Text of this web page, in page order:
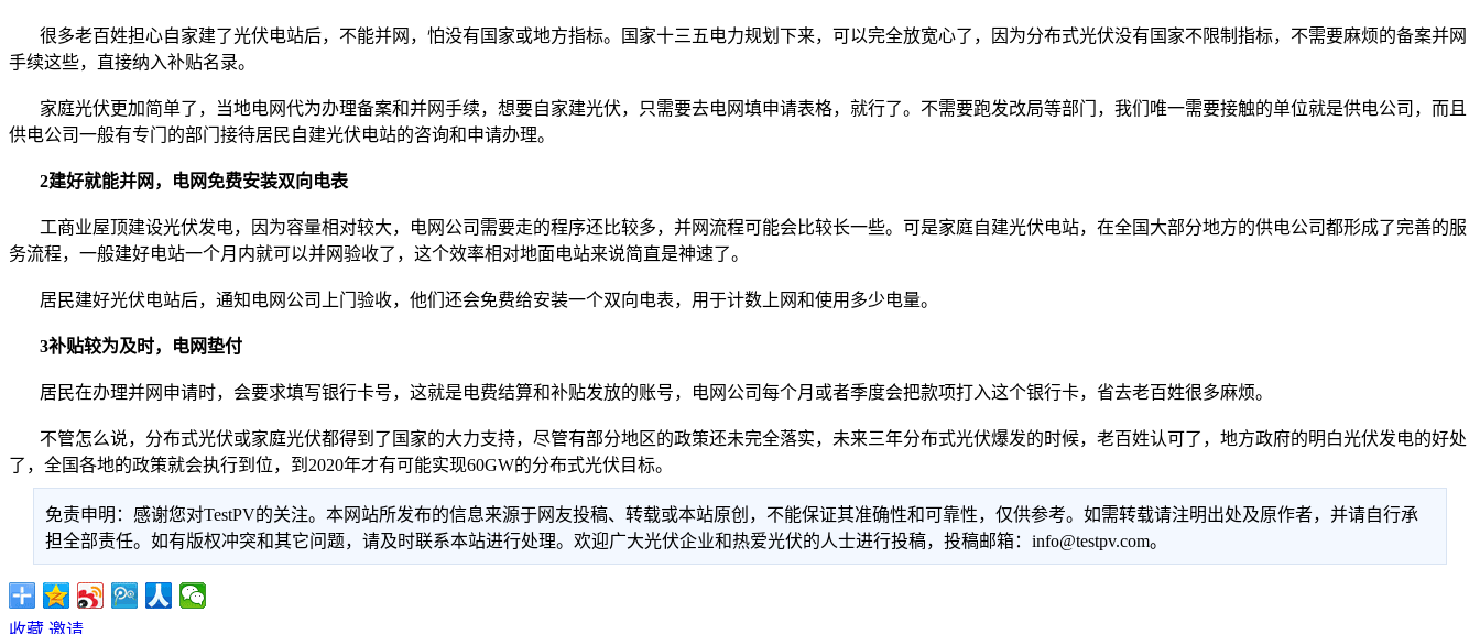
很多老百姓担心自家建了光伏电站后，不能并网，怕没有国家或地方指标。国家十三五电力规划下来，可以完全放宽心了，因为分布式光伏没有国家不限制指标，不需要麻烦的备案并网
手续这些，直接纳入补贴名录。
家庭光伏更加简单了，当地电网代为办理备案和并网手续，想要自家建光伏，只需要去电网填申请表格，就行了。不需要跑发改局等部门，我们唯一需要接触的单位就是供电公司，而且
供电公司一般有专门的部门接待居民自建光伏电站的咨询和申请办理。
2建好就能并网，电网免费安装双向电表
工商业屋顶建设光伏发电，因为容量相对较大，电网公司需要走的程序还比较多，并网流程可能会比较长一些。可是家庭自建光伏电站，在全国大部分地方的供电公司都形成了完善的服
务流程，一般建好电站一个月内就可以并网验收了，这个效率相对地面电站来说简直是神速了。
居民建好光伏电站后，通知电网公司上门验收，他们还会免费给安装一个双向电表，用于计数上网和使用多少电量。
3补贴较为及时，电网垫付
居民在办理并网申请时，会要求填写银行卡号，这就是电费结算和补贴发放的账号，电网公司每个月或者季度会把款项打入这个银行卡，省去老百姓很多麻烦。
不管怎么说，分布式光伏或家庭光伏都得到了国家的大力支持，尽管有部分地区的政策还未完全落实，未来三年分布式光伏爆发的时候，老百姓认可了，地方政府的明白光伏发电的好处
了，全国各地的政策就会执行到位，到2020年才有可能实现60GW的分布式光伏目标。
免责申明：感谢您对TestPV的关注。本网站所发布的信息来源于网友投稿、转载或本站原创，不能保证其准确性和可靠性，仅供参考。如需转载请注明出处及原作者，并请自行承
担全部责任。如有版权冲突和其它问题，请及时联系本站进行处理。欢迎广大光伏企业和热爱光伏的人士进行投稿，投稿邮箱：info@testpv.com。
收藏 邀请